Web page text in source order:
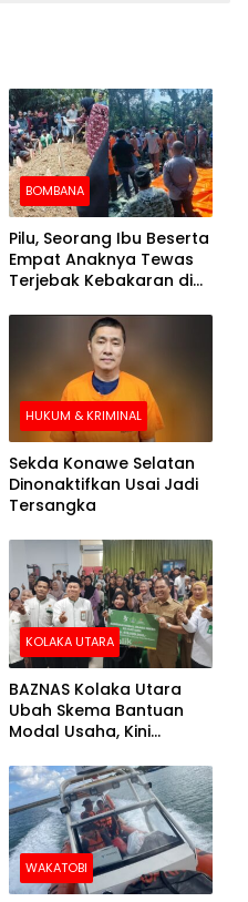
BOMBANA
Pilu, Seorang Ibu Beserta
Empat Anaknya Tewas
Terjebak Kebakaran di
HUKUM & KRIMINAL
Sekda Konawe Selatan
Dinonaktifkan Usai Jadi
Tersangka
KOLAKA UTARA
BAZNAS Kolaka Utara
Ubah Skema Bantuan
Modal Usaha, Kini
Barang Senilai Rp419,5
Juta
WAKATOBI